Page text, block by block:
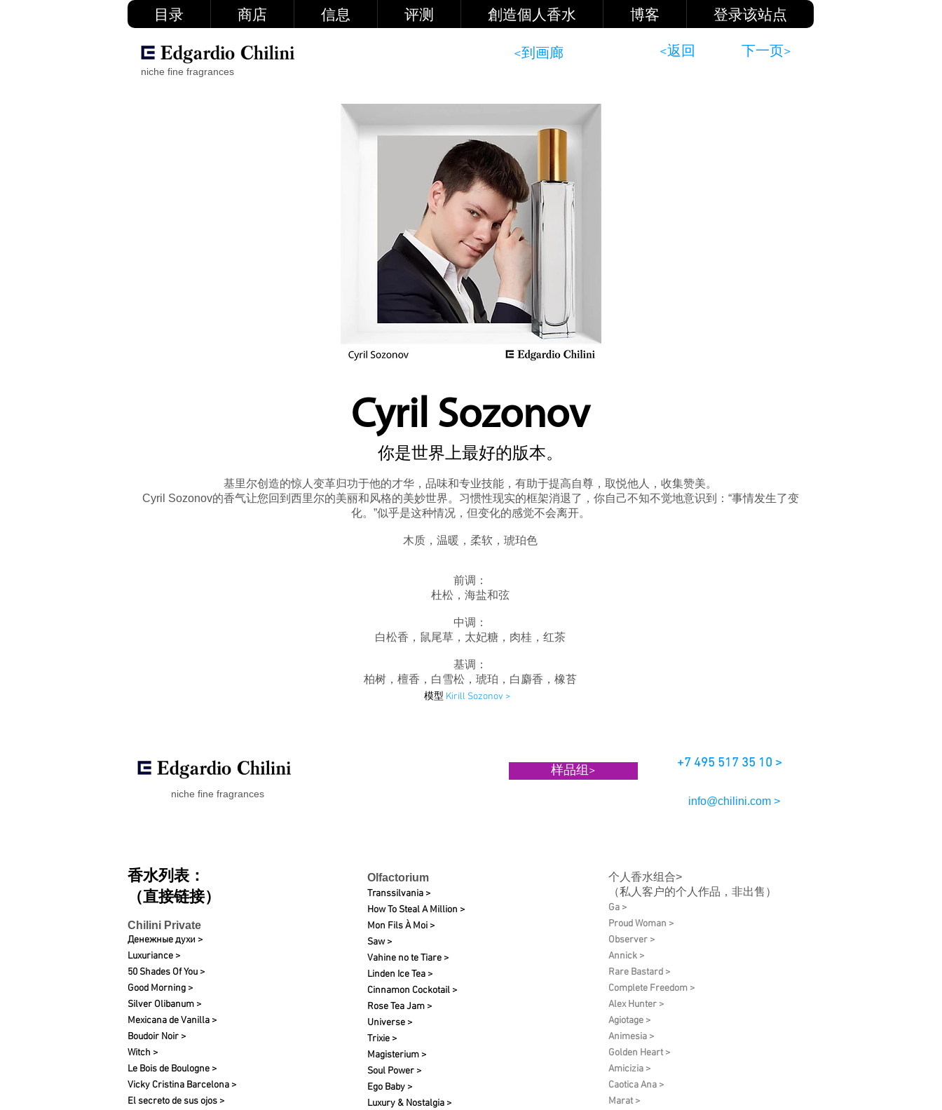
目录 商店 信息 评测 創造個人香水 博客 登录该站点
<到画廊 <返回 下一页>
Cyril Sozonov
你是世界上最好的版本。
基里尔创造的惊人变革归功于他的才华，品味和专业技能，有助于提高自尊，取悦他人，收集赞美。
Cyril Sozonov的香气让您回到西里尔的美丽和​​风格的美妙世界。习惯性现实的框架消退了，你自己不知不觉地意识到：“事情发生了变
化。”似乎是这种情况，但变化的感觉不会离开。
木质，温暖，柔软，琥珀色
前调：
杜松，海盐和弦
中调：
白松香，鼠尾草，太妃糖，肉桂，红茶
基调：
柏树，檀香，白雪松，琥珀，白麝香，橡苔
模型 Kirill Sozonov >
niche fine fragrances
niche fine fragrances
香水列表：
（直接链接）
Chilini Private
Денежные духи >
Luxuriance >
50 Shades Of You >
Good Morning >
Silver Olibanum >
Mexicana de Vanilla >
Boudoir Noir >
Witch >
Le Bois de Boulogne >
Vicky Cristina Barcelona >
El secreto de sus ojos >
样品组>
+7 495 517 35 10 >
info@chilini.com >
Olfactorium
Transsilvania >
How To Steal A Million >
Mon Fils À Moi >
Saw >
Vahine no te Tiare >
Linden Ice Tea >
Cinnamon Cockotail >
Rose Tea Jam >
Universe >
Trixie >
Magisterium >
Soul Power >
Ego Baby >
Luxury & Nostalgia >
个人香水组合>
（私人客户的个人作品，非出售）
Ga >
Proud Woman >
Observer >
Annick >
Rare Bastard >
Complete Freedom >
Alex Hunter >
Agiotage >
Animesia >
Golden Heart >
Amicizia >
Caotica Ana >
Marat >